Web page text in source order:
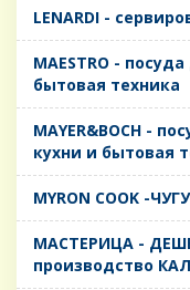
LENARDI -
MAESTRO -
бытовая техника
MAYER&BOCH -
кухни и бытовая
MYRON COOK -
MАСТЕРИЦА -
производство